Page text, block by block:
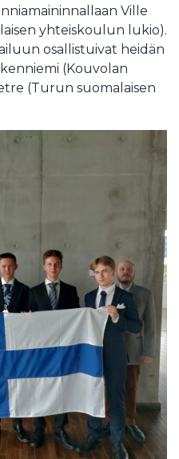
Ville
yhteiskoulun lukio).
osallistuivat heidän
(Kouvolan
(Turun suomalaisen